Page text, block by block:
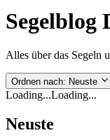
Segelblog
Alles über das Segeln
Ordnen nach: Neuste
Loading...Loading...
Neuste